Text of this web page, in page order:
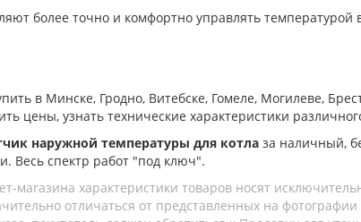
более точно и комфортно управлять
в Минске, Гродно, Витебске, Гомеле, Могилеве,
цены, узнать технические характеристики
наружной температуры для котла за наличный,
Весь спектр работ "под ключ".
магазина характеристики товаров носят
отличаться от представленных на